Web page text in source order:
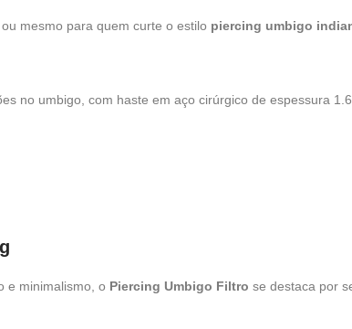
mesmo para quem curte o estilo piercing umbigo
no umbigo, com haste em aço cirúrgico de espessura
e minimalismo, o Piercing Umbigo Filtro se destaca por